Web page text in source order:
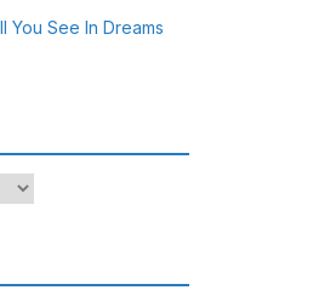
You See In Dreams